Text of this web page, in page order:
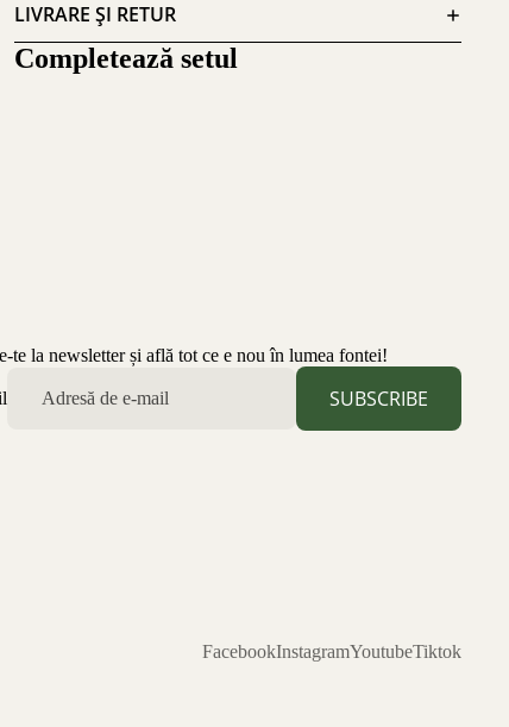
LIVRARE ȘI RETUR
Completează setul
te la newsletter și află tot ce e nou în lumea fontei!
SUBSCRIBE
FacebookInstagramYoutubeTiktok